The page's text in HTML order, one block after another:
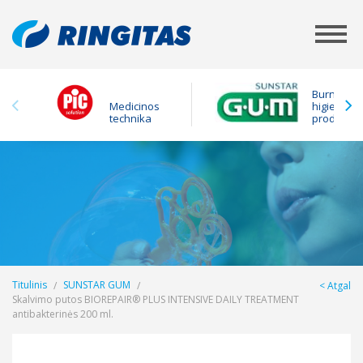
Medicinos
technika
Burnos
higienos
produktai
Atgal
Titulinis
SUNSTAR GUM
Skalvimo putos BIOREPAIR® PLUS INTENSIVE DAILY TREATMENT
antibakterinės 200 ml.